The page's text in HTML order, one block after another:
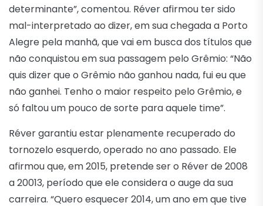
determinante”, comentou. Réver afirmou ter sido
mal-interpretado ao dizer, em sua chegada a Porto
Alegre pela manhã, que vai em busca dos títulos que
não conquistou em sua passagem pelo Grêmio: “Não
quis dizer que o Grêmio não ganhou nada, fui eu que
não ganhei. Tenho o maior respeito pelo Grêmio, e
só faltou um pouco de sorte para aquele time”.
Réver garantiu estar plenamente recuperado do
tornozelo esquerdo, operado no ano passado. Ele
afirmou que, em 2015, pretende ser o Réver de 2008
a 20013, período que ele considera o auge da sua
carreira. “Quero esquecer 2014, um ano em que tive